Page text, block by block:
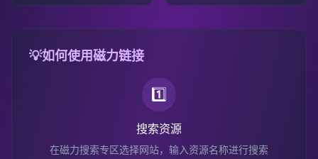
💡如何使用磁力链接
1️⃣
搜索资源
在磁力搜索专区选择网站，输入资源名称进行搜索